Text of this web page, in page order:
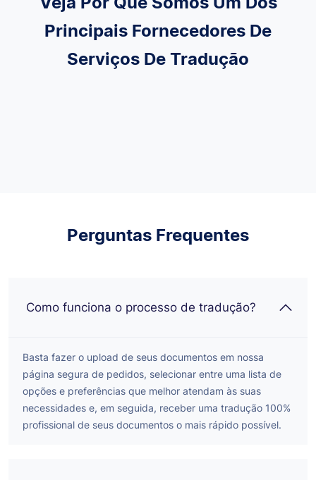
Principais Fornecedores De
Serviços De Tradução
Perguntas Frequentes
Como funciona o processo de tradução?
Basta fazer o upload de seus documentos em nossa
página segura de pedidos, selecionar entre uma lista de
opções e preferências que melhor atendam às suas
necessidades e, em seguida, receber uma tradução 100%
profissional de seus documentos o mais rápido possível.